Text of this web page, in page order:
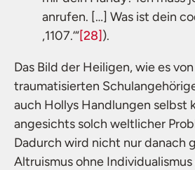
anrufen. […] Was ist dein
,1107.‘“[28]).
Das Bild der Heiligen, wie es
traumatisierten
auch Hollys Handlungen selbst
angesichts solch weltlicher
Dadurch wird nicht nur danach
Altruismus ohne